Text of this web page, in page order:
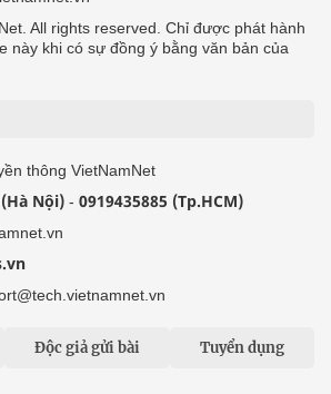
All rights reserved. Chỉ được phát hành
này khi có sự đồng ý bằng văn bản của
thông VietNamNet
Nội) - 0919435885 (Tp.HCM)
Độc giả gửi bài Tuyển dụng